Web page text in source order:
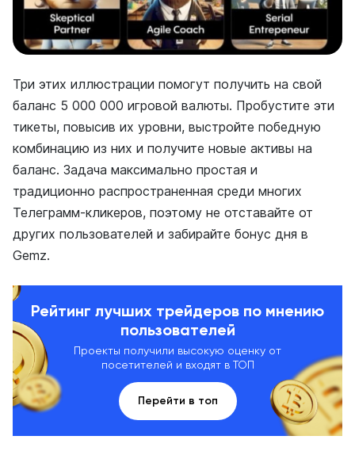
Три этих иллюстрации помогут получить на свой
баланс 5 000 000 игровой валюты. Пробустите эти
тикеты, повысив их уровни, выстройте победную
комбинацию из них и получите новые активы на
баланс. Задача максимально простая и
традиционно распространенная среди многих
Телеграмм-кликеров, поэтому не отставайте от
других пользователей и забирайте бонус дня в
Gemz.
Рейтинг лучших трейдеров по мнению
пользователей
Проекты получили высокую оценку от
посетителей и входят в ТОП
Перейти в топ